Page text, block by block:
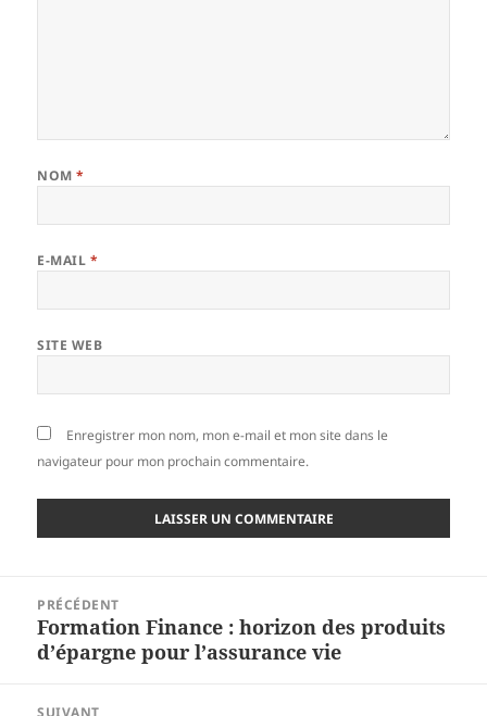
NOM*
E-MAIL *
SITE WEB
Enregistrer mon nom, mon e-mail et mon site dans le
navigateur pour mon prochain commentaire.
l’article
PRÉCÉDENT
Article
précédent :
Formation Finance : horizon des produits
d’épargne pour l’assurance vie